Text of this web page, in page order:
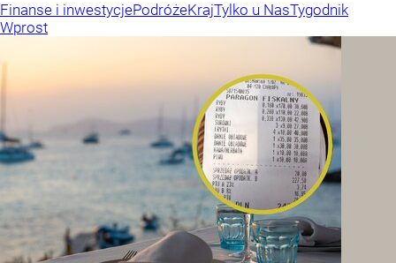
Finanse i inwestycjePodróżeKrajTylko u NasTygodnik
Wprost